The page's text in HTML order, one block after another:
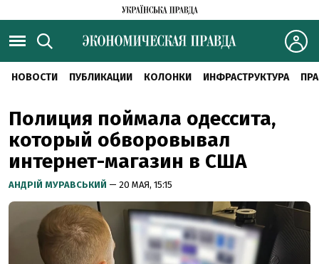
НОВОСТИ ПУБЛИКАЦИИ КОЛОНКИ ИНФРАСТРУКТУРА
Полиция поймала одессита,
который обворовывал
интернет-магазин в США
АНДРІЙ МУРАВСЬКИЙ — 20 МАЯ, 15:15